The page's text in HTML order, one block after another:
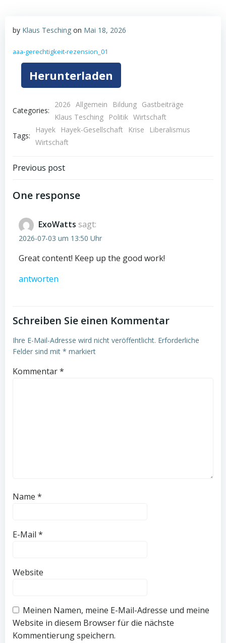
by Klaus Tesching on Mai 18, 2026
aaa-gerechtigkeit-rezension_01
Herunterladen
Categories:
2026 Allgemein Bildung Gastbeiträge
Klaus Tesching
Politik Wirtschaft
Tags:
Hayek Hayek-Gesellschaft Krise
Liberalismus
Wirtschaft
Post
navigation
Previous post
One response
ExoWatts sagt:
2026-07-03 um 13:50 Uhr
Great content! Keep up the good work!
antworten
Schreiben Sie einen Kommentar
Ihre E-Mail-Adresse wird nicht veröffentlicht. Erforderliche
Felder sind mit * markiert
Kommentar*
Name *
E-Mail *
Website
Meinen Namen, meine E-Mail-Adresse und meine
Website in diesem Browser für die nächste
Kommentierung speichern.